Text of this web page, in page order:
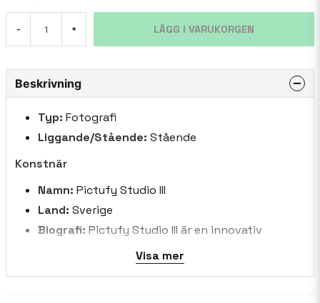
- + LÄGG I VARUKORGEN
Beskrivning
Typ: Fotografi
Liggande/Stående: Stående
Konstnär
Namn: Pictufy Studio III
Land: Sverige
Biografi: Pictufy Studio III är en innovativ
minimalistisk elegans och levande uttryck. Mitt
arbete förenar monokrom förfining med stänk
Visa mer